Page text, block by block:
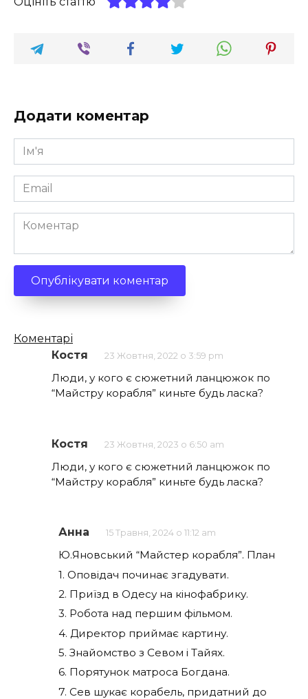
Додати коментар
Ім'я
*
Email
*
Коментар
Кількість
коментарів
Коментарі
Костя
23 Жовтня, 2022 о 3:59 pm
Люди, у кого є сюжетний ланцюжок по
“Майстру корабля” киньте будь ласка?
Костя 23 Жовтня, 2023 о 6:50 am
Люди, у кого є сюжетний ланцюжок по
“Майстру корабля” киньте будь ласка?
Анна 15 Травня, 2024 о 11:12 am
Ю.Яновський “Майстер корабля”. План
1. Оповідач починає згадувати.
2. Приїзд в Одесу на кінофабрику.
3. Робота над першим фільмом.
4. Директор приймає картину.
5. Знайомство з Севом і Тайях.
6. Порятунок матроса Богдана.
7. Сев шукає корабель, придатний до